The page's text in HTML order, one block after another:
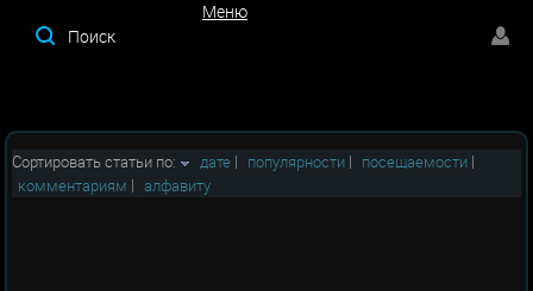
Меню
Сортировать статьи по: дате | популярности | посещаемости |
комментариям | алфавиту